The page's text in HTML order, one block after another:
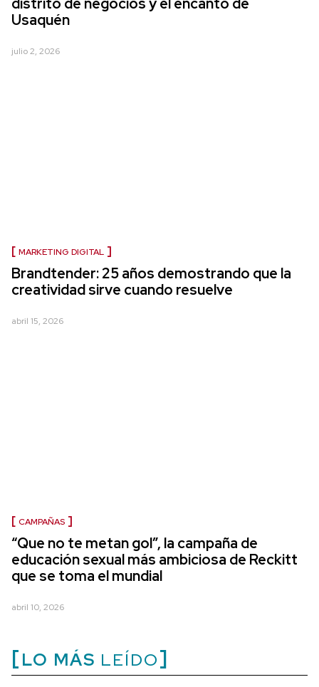
Usaquén
julio 2, 2026
MARKETING DIGITAL
Brandtender: 25 años demostrando que la
creatividad sirve cuando resuelve
abril 15, 2026
CAMPAÑAS
“Que no te metan gol”, la campaña de
educación sexual más ambiciosa de Reckitt
que se toma el mundial
abril 10, 2026
LO MÁS LEÍDO